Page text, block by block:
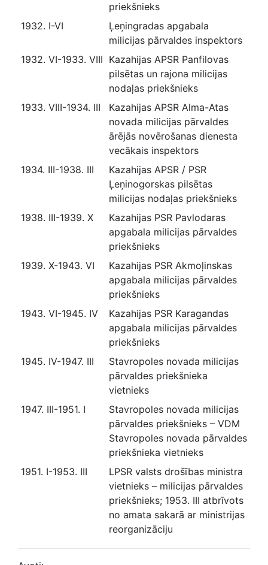
priekšnieks
1932. I-VI
Ļeņingradas apgabala
milicijas pārvaldes inspektors
1932. VI-1933. VIII Kazahijas APSR Panfilovas
pilsētas un rajona milicijas
nodaļas priekšnieks
1933. VIII-1934. III
Kazahijas APSR Alma-Atas
novada milicijas pārvaldes
ārējās novērošanas dienesta
vecākais inspektors
1934. III-1938. III
Kazahijas APSR / PSR
Ļeņinogorskas pilsētas
milicijas nodaļas priekšnieks
1938. III-1939. X
Kazahijas PSR Pavlodaras
apgabala milicijas pārvaldes
priekšnieks
1939. X-1943. VI
Kazahijas PSR Akmoļinskas
apgabala milicijas pārvaldes
priekšnieks
1943. VI-1945. IV
Kazahijas PSR Karagandas
apgabala milicijas pārvaldes
priekšnieks
1945. IV-1947. III
Stavropoles novada milicijas
pārvaldes priekšnieka
vietnieks
1947. III-1951. I
Stavropoles novada milicijas
pārvaldes priekšnieks – VDM
Stavropoles novada pārvaldes
priekšnieka vietnieks
1951. I-1953. III
LPSR valsts drošības ministra
vietnieks – milicijas pārvaldes
priekšnieks; 1953. III atbrīvots
no amata sakarā ar ministrijas
reorganizāciju